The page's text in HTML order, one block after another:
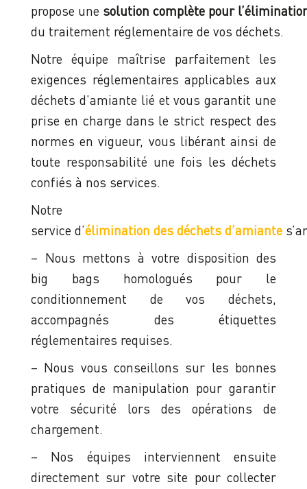
propose une solution complète pour
du traitement réglementaire de vos déchets.
Notre équipe maîtrise parfaitement les
exigences réglementaires applicables aux
déchets d’amiante lié et vous garantit une
prise en charge dans le strict respect des
normes en vigueur, vous libérant ainsi de
toute responsabilité une fois les déchets
confiés à nos services.
Notre
service d’élimination des déchets d’amiante
– Nous mettons à votre disposition des
big bags homologués pour le
conditionnement de vos déchets,
accompagnés des étiquettes
réglementaires requises.
– Nous vous conseillons sur les bonnes
pratiques de manipulation pour garantir
votre sécurité lors des opérations de
chargement.
– Nos équipes interviennent ensuite
directement sur votre site pour collecter